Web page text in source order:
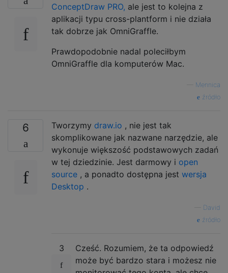
ConceptDraw PRO, ale jest to kolejna z
aplikacji typu cross-plantform i nie działa
tak dobrze jak OmniGraffle.
Prawdopodobnie nadal poleciłbym
OmniGraffle dla komputerów Mac.
Mennica
źródło
6 Tworzymy draw.io , nie jest tak
skomplikowane jak nazwane narzędzie, ale
wykonuje większość podstawowych zadań
w tej dziedzinie. Jest darmowy i open
source , a ponadto dostępna jest wersja
Desktop .
David
źródło
3
Cześć. Rozumiem, że ta odpowiedź
może być bardzo stara i możesz nie